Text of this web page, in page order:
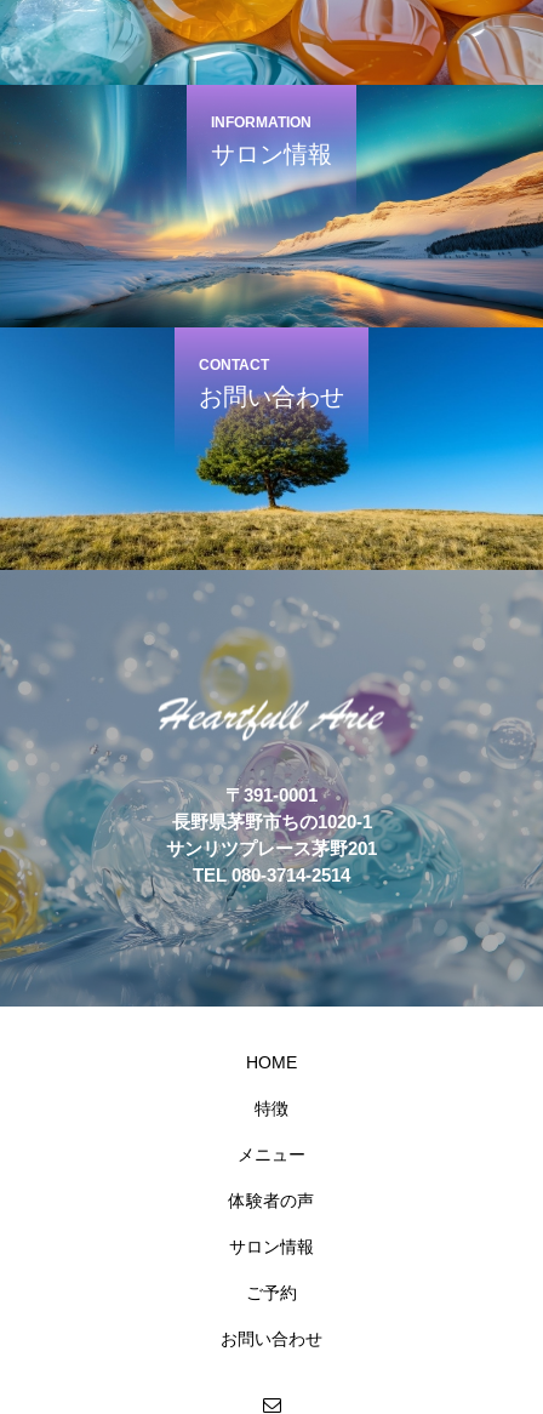
INFORMATION
サロン情報
CONTACT
お問い合わせ
〒391-0001
長野県茅野市ちの1020-1
サンリツプレース茅野201
TEL 080-3714-2514
HOME
特徴
メニュー
体験者の声
サロン情報
ご予約
お問い合わせ